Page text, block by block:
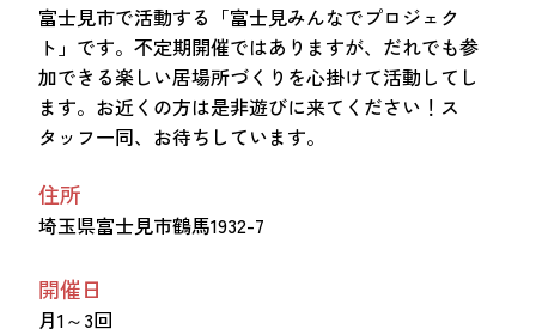
新着情報 音声読み上げ
会員登録
お問い合わせ
富士見市で活動する「富士見みんなでプロジェク
ト」です。不定期開催ではありますが、だれでも参
加できる楽しい居場所づくりを心掛けて活動してし
ます。お近くの方は是非遊びに来てください！ス
タッフ一同、お待ちしています。
住所
埼玉県富士見市鶴馬1932-7
開催日
月1～3回